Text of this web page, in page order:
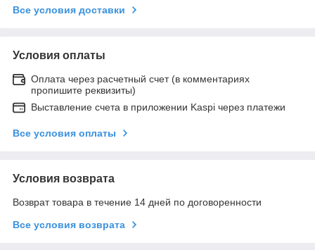
Все условия доставки
Условия оплаты
Оплата через расчетный счет (в комментариях
пропишите реквизиты)
Выставление счета в приложении Kaspi через платежи
Все условия оплаты
Условия возврата
Возврат товара в течение 14 дней по договоренности
Все условия возврата